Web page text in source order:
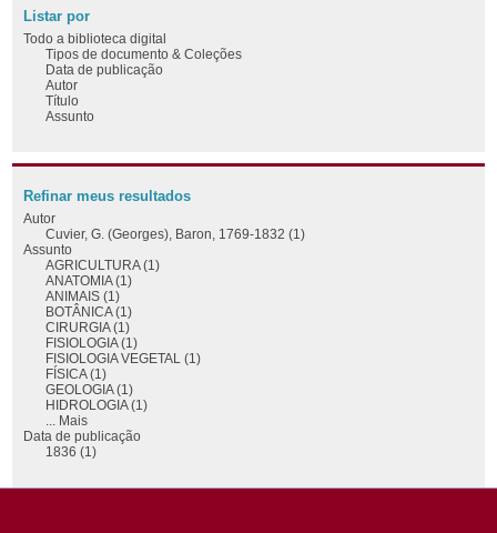
Listar por
Todo a biblioteca digital
Tipos de documento & Coleções
Data de publicação
Autor
Título
Assunto
Refinar meus resultados
Autor
Cuvier, G. (Georges), Baron, 1769-1832 (1)
Assunto
AGRICULTURA (1)
ANATOMIA (1)
ANIMAIS (1)
BOTÂNICA (1)
CIRURGIA (1)
FISIOLOGIA (1)
FISIOLOGIA VEGETAL (1)
FÍSICA (1)
GEOLOGIA (1)
HIDROLOGIA (1)
... Mais
Data de publicação
1836 (1)